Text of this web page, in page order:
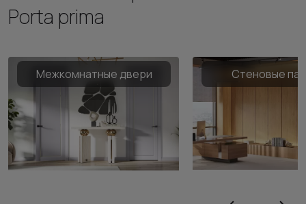
Porta prima
Межкомнатные двери Стеновые